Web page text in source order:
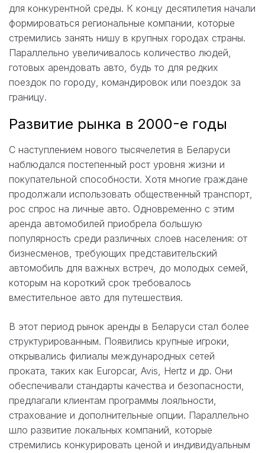
для конкурентной среды. К концу десятилетия начали
формироваться региональные компании, которые
стремились занять нишу в крупных городах страны.
Параллельно увеличивалось количество людей,
готовых арендовать авто, будь то для редких
поездок по городу, командировок или поездок за
границу.
Развитие рынка в 2000-е годы
С наступлением нового тысячелетия в Беларуси
наблюдался постепенный рост уровня жизни и
покупательной способности. Хотя многие граждане
продолжали использовать общественный транспорт,
рос спрос на личные авто. Одновременно с этим
аренда автомобилей приобрела большую
популярность среди различных слоев населения: от
бизнесменов, требующих представительский
автомобиль для важных встреч, до молодых семей,
которым на короткий срок требовалось
вместительное авто для путешествия.
В этот период рынок аренды в Беларуси стал более
структурированным. Появились крупные игроки,
открывались филиалы международных сетей
проката, таких как Europcar, Avis, Hertz и др. Они
обеспечивали стандарты качества и безопасности,
предлагали клиентам программы лояльности,
страхование и дополнительные опции. Параллельно
шло развитие локальных компаний, которые
стремились конкурировать ценой и индивидуальным